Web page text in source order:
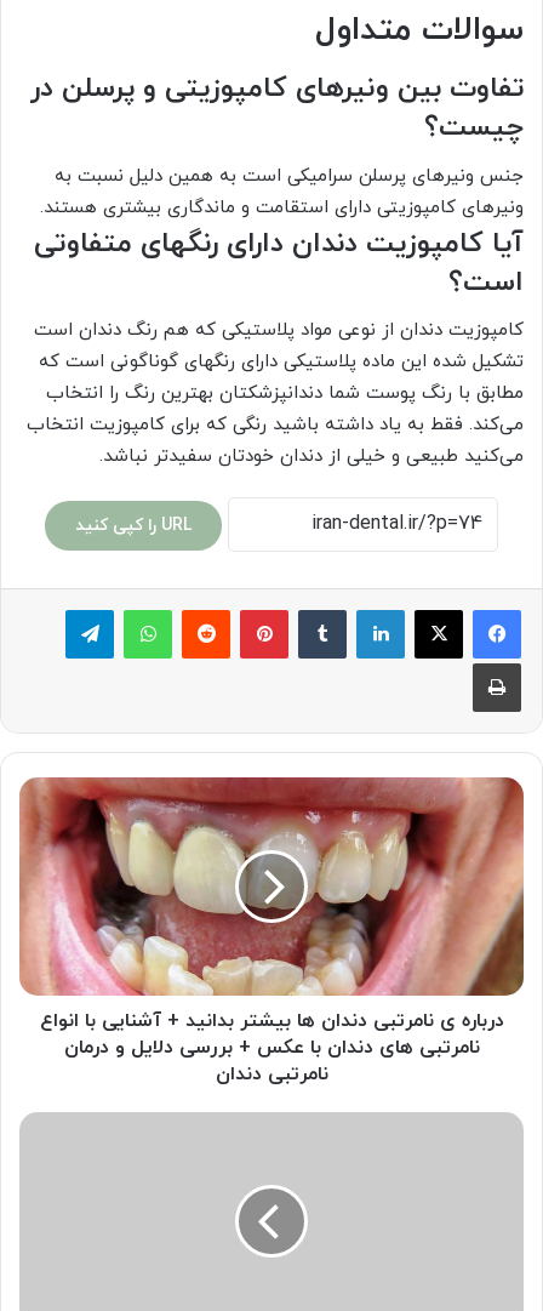
سوالات متداول
تفاوت بین ونیرهای کامپوزیتی و پرسلن در
چیست؟
جنس ونیرهای پرسلن سرامیکی است به همین دلیل نسبت به
ونیرهای کامپوزیتی دارای استقامت و ماندگاری بیشتری هستند.
آیا کامپوزیت دندان دارای رنگهای متفاوتی
است؟
کامپوزیت دندان از نوعی مواد پلاستیکی که هم رنگ دندان است
تشکیل شده این ماده پلاستیکی دارای رنگهای گوناگونی است که
مطابق با رنگ پوست شما دندانپزشکتان بهترین رنگ را انتخاب
می‌کند. فقط به یاد داشته باشید رنگی که برای کامپوزیت انتخاب
می‌کنید طبیعی و خیلی از دندان خودتان سفیدتر نباشد.
URL را کپی کنید
لینکدین ‫تامبلر پینترست‫رددیت واتس آپ تلگرام
چاپ
درباره
نامرتبی
دندان
ها
بیشتر
بدانید
آشنایی
دندان
درباره ی نامرتبی دندان ها بیشتر بدانید + آشنایی با انواع
نامرتبی های دندان با عکس + بررسی دلایل و درمان
نامرتبی دندان
بررسی